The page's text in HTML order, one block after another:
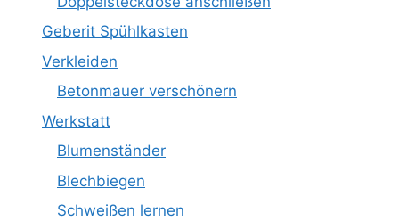
Geberit Spühlkasten
Verkleiden
Betonmauer verschönern
Werkstatt
Blumenständer
Blechbiegen
Schweißen lernen